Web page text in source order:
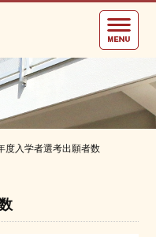
大学教育学部附属中学校
入学者選考出願者数